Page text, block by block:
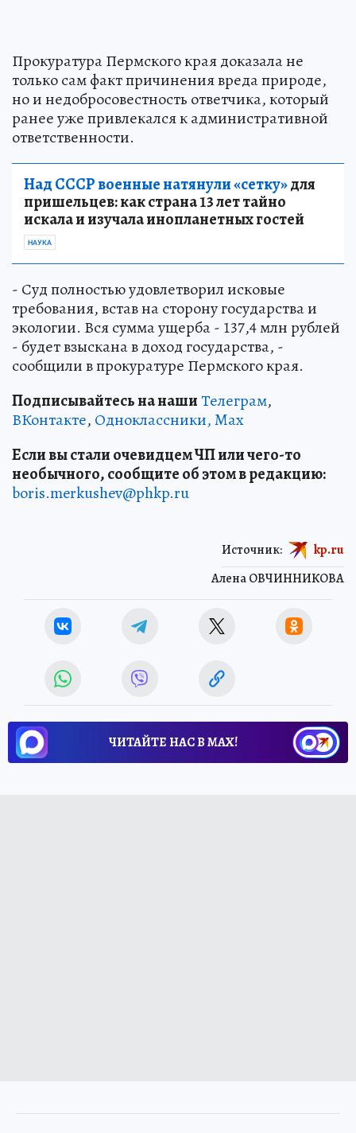
Прокуратура Пермского края доказала не
только сам факт причинения вреда природе,
но и недобросовестность ответчика, который
ранее уже привлекался к административной
ответственности.
Над СССР военные натянули «сетку»для
пришельцев: как страна 13 лет тайно
искала и изучала инопланетных гостей
НАУКА
- Суд полностью удовлетворил исковые
требования, встав на сторону государства и
экологии. Вся сумма ущерба - 137,4 млн рублей
- будет взыскана в доход государства, -
сообщили в прокуратуре Пермского края.
Подписывайтесь на нашиТелеграм,
ВКонтакте, Одноклассники,Max
Если вы стали очевидцем ЧП или чего-то
необычного, сообщите об этом в редакцию:
boris.merkushev@phkp.ru
Алена ОВЧИННИКОВА
Источник: kp.ru
ЧИТАЙТЕ НАС В МАХ!